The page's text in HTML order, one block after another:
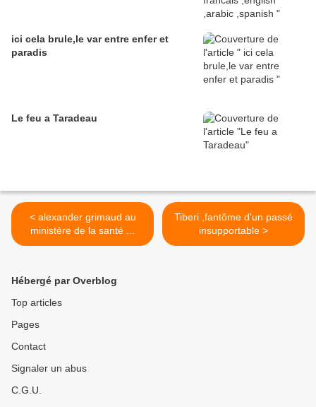
ici cela brule,le var entre enfer et
paradis
Le feu a Taradeau
< alexander grimaud au
Tiberi ,fantôme d'un passé
insupportable >
Hébergé par Overblog
Top articles
Pages
Contact
Signaler un abus
C.G.U.